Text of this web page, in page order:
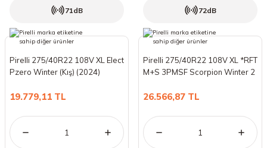
71dB
Pirelli 275/40R22 108V XL Elect
Pzero Winter (Kış) (2024)
19.779,11 TL
72dB
Pirelli 275/40R22 108V XL *RFT
M+S 3PMSF Scorpion Winter 2
26.566,87 TL